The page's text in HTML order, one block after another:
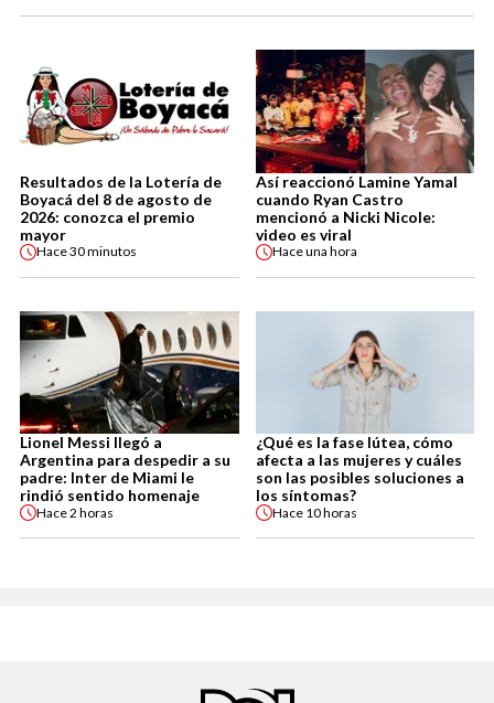
Resultados de la Lotería de
Boyacá del 8 de agosto de
2026: conozca el premio
mayor
Hace30 minutos
Así reaccionó Lamine Yamal
cuando Ryan Castro
mencionó a Nicki Nicole:
video es viral
Haceuna hora
Lionel Messi llegó a
Argentina para despedir a su
padre: Inter de Miami le
rindió sentido homenaje
Hace2 horas
¿Qué es la fase lútea, cómo
afecta a las mujeres y cuáles
son las posibles soluciones a
los síntomas?
Hace 10 horas